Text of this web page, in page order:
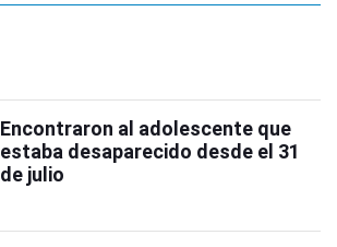
Encontraron al adolescente que
estaba desaparecido desde el 31
de julio